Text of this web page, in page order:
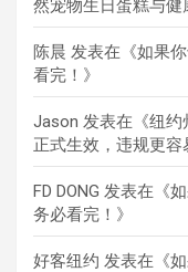
然宠物生日蛋糕与健
陈晨 发表在《如果
看完！ 》
Jason 发表在《纽约
正式生效，违规更容
FD DONG 发表在《
务必看完！ 》
好客纽约 发表在《